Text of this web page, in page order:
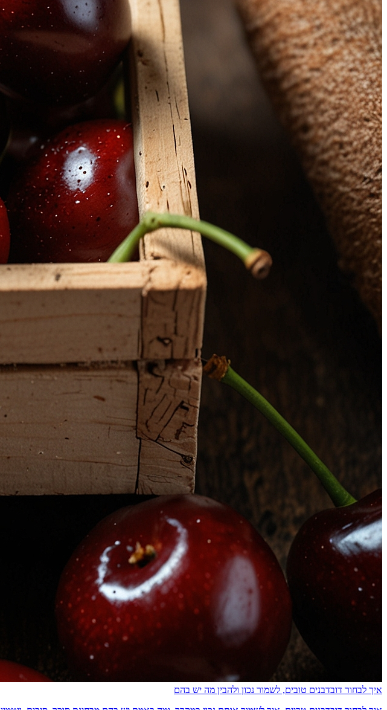
איך לבחור דובדבנים טובים, לשמור נכון ולהבין מה יש בהם